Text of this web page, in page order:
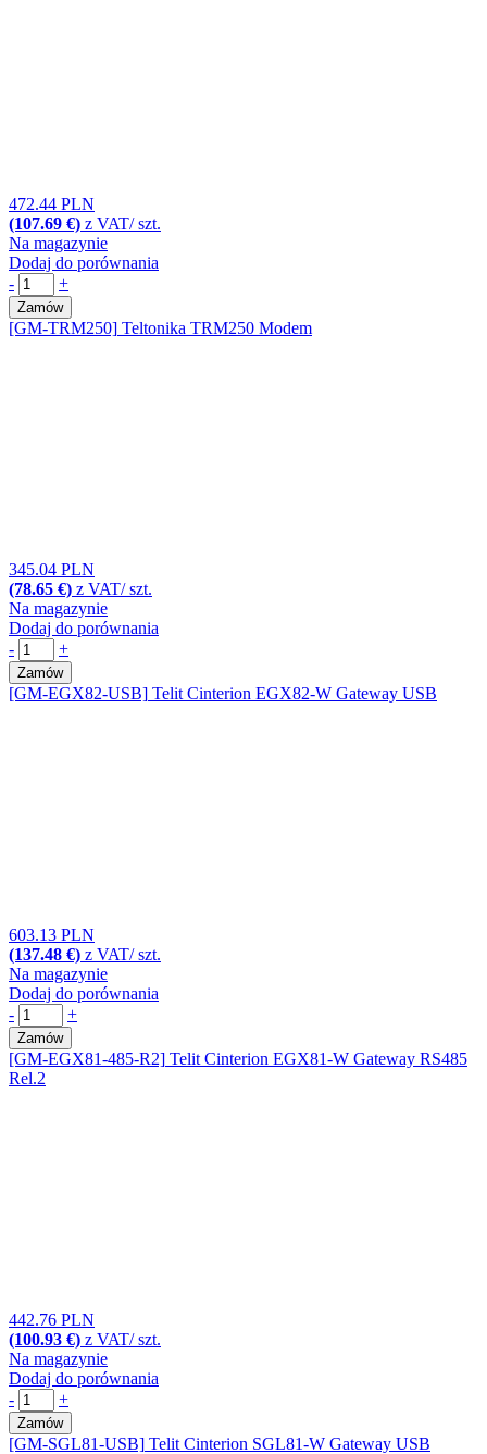
472.44 PLN
(107.69 €) z VAT/ szt.
Na magazynie
Dodaj do porównania
-
+
Zamów
[GM-TRM250] Teltonika TRM250 Modem
345.04 PLN
(78.65 €) z VAT/ szt.
Na magazynie
Dodaj do porównania
-
+
Zamów
[GM-EGX82-USB] Telit Cinterion EGX82-W Gateway USB
603.13 PLN
(137.48 €) z VAT/ szt.
Na magazynie
Dodaj do porównania
-
+
Zamów
[GM-EGX81-485-R2] Telit Cinterion EGX81-W Gateway RS485
Rel.2
442.76 PLN
(100.93 €) z VAT/ szt.
Na magazynie
Dodaj do porównania
-
+
Zamów
[GM-SGL81-USB] Telit Cinterion SGL81-W Gateway USB